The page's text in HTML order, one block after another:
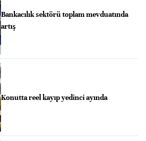
Bankacılık sektörü toplam mevduatında
artış
Konutta reel kayıp yedinci ayında